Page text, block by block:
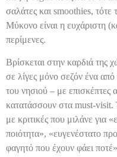
σαλάτες και smoothies, τότε
Μύκονο είναι η ευχάριστη
περίμενες.
Βρίσκεται στην καρδιά της
σε λίγες μόνο σεζόν ένα
του νησιού – με
κατατάσσουν στα must-
με κριτικές που μιλάνε για
ποιότητα», «ευγενέστατο
φαγητό που έχουν φάει